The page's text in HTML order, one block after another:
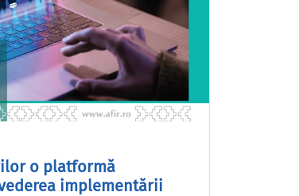
o platformă
implementării